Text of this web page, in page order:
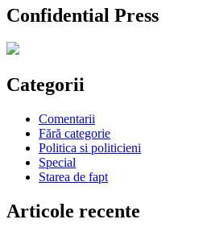
Confidential Press
Categorii
Comentarii
Fără categorie
Politica si politicieni
Special
Starea de fapt
Articole recente